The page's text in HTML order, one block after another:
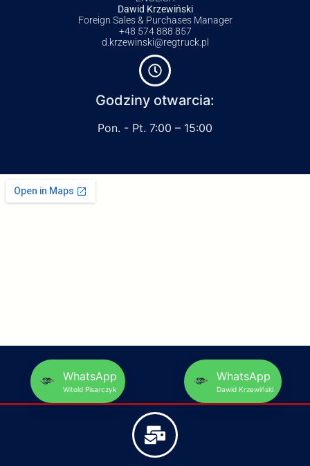
Dawid Krzewiński
Foreign Sales & Purchases Manager
+48 574 888 857
d.krzewinski@regtruck.pl
Godziny otwarcia:
Pon. - Pt. 7:00 – 15:00
WhatsApp
Witold Pisarczyk
WhatsApp
Dawid Krzewiński